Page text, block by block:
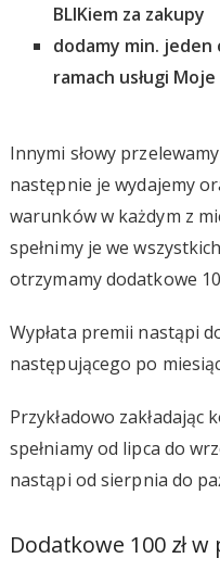
BLIKiem za zakupy
dodamy min. jeden
ramach usługi Moje
Innymi słowy
następnie je wydajemy
warunków w każdym z
spełnimy je we
otrzymamy dodatkowe
Wypłata premii nastąpi
następującego po
Przykładowo
spełniamy od lipca do
nastąpi od sierpnia do
Dodatkowe 100 zł